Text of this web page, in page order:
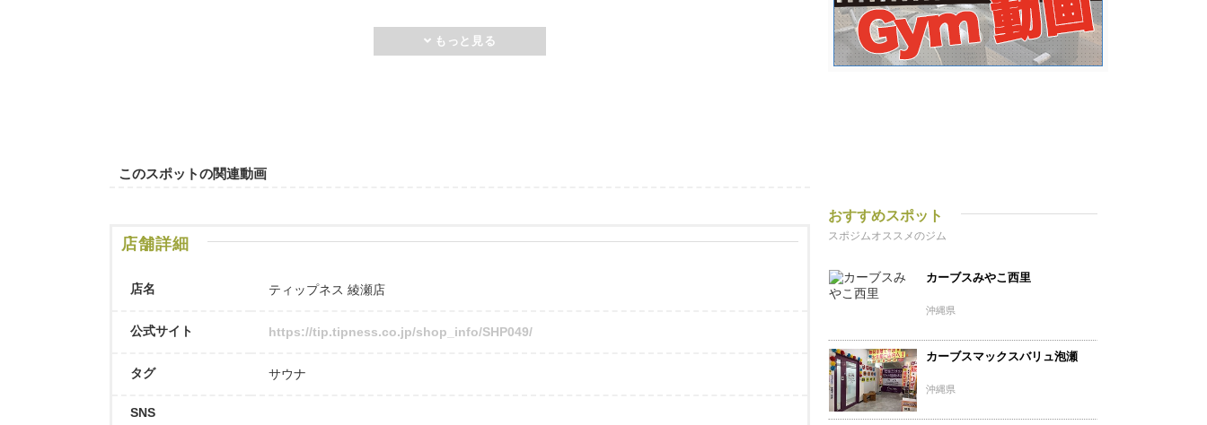
このスポットの関連動画
店舗詳細
店名 ティップネス 綾瀬店
公式サイト https://tip.tipness.co.jp/shop_info/SHP049/
タグ サウナ
SNS
おすすめスポット
スポジムオススメのジム
カーブスみやこ西里
沖縄県
カーブスマックスバリュ泡瀬
沖縄県